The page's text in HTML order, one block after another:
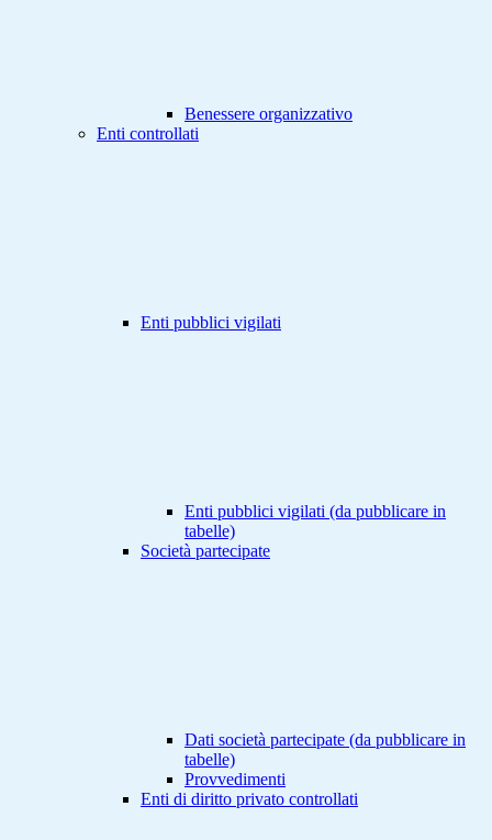
Benessere organizzativo
Enti controllati
Enti pubblici vigilati
Enti pubblici vigilati (da pubblicare in
tabelle)
Società partecipate
Dati società partecipate (da pubblicare in
tabelle)
Provvedimenti
Enti di diritto privato controllati